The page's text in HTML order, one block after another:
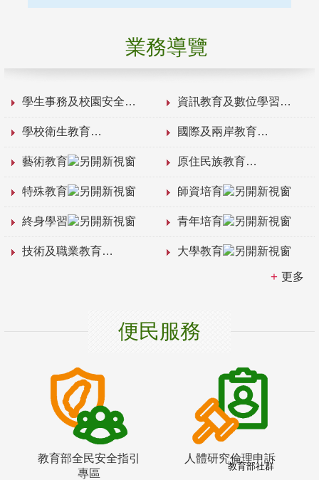
業務導覽
學生事務及校園安全 資訊教育及數位學習
學校衛生教育 國際及兩岸教育
藝術教育 原住民族教育
特殊教育 師資培育
終身學習 青年培育
技術及職業教育 大學教育
更多
便民服務
教育部全民安全指引
專區
人體研究倫理申訴
教育部社群